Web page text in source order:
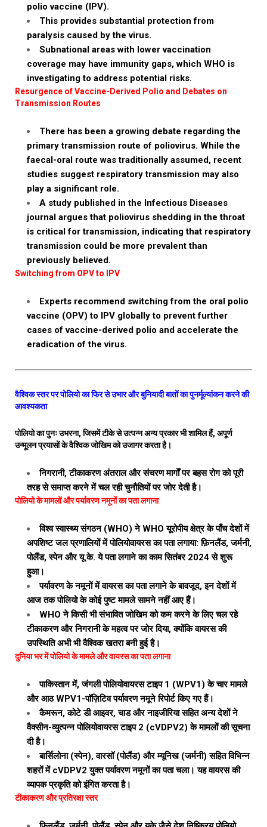
polio vaccine (IPV).
This provides substantial protection from
paralysis caused by the virus.
Subnational areas with lower vaccination
coverage may have immunity gaps, which WHO is
investigating to address potential risks.
Resurgence of Vaccine-Derived Polio and Debates on
Transmission Routes
There has been a growing debate regarding the
primary transmission route of poliovirus. While the
faecal-oral route was traditionally assumed, recent
studies suggest respiratory transmission may also
play a significant role.
A study published in the Infectious Diseases
journal argues that poliovirus shedding in the throat
is critical for transmission, indicating that respiratory
transmission could be more prevalent than
previously believed.
Switching from OPV to IPV
Experts recommend switching from the oral polio
vaccine (OPV) to IPV globally to prevent further
cases of vaccine-derived polio and accelerate the
eradication of the virus.
वैश्विक स्तर पर पोलियो का फिर से उभार और बुनियादी बातों का पुनर्मूल्यांकन करने की
आवश्यकता
पोलियो का पुनः उभरना, जिसमें टीके से उत्पन्न अन्य प्रकार भी शामिल हैं, अपूर्ण
उन्मूलन प्रयासों के वैश्विक जोखिम को उजागर करता है।
निगरानी, ​​टीकाकरण अंतराल और संचरण मार्गों पर बहस रोग को पूरी
तरह से समाप्त करने में चल रही चुनौतियों पर जोर देती है।
पोलियो के मामलों और पर्यावरण नमूनों का पता लगाना
विश्व स्वास्थ्य संगठन (WHO) ने WHO यूरोपीय क्षेत्र के पाँच देशों में
अपशिष्ट जल प्रणालियों में पोलियोवायरस का पता लगाया: फ़िनलैंड, जर्मनी,
पोलैंड, स्पेन और यू.के. ये पता लगाने का काम सितंबर 2024 से शुरू
हुआ।
पर्यावरण के नमूनों में वायरस का पता लगाने के बावजूद, इन देशों में
आज तक पोलियो के कोई पुष्ट मामले सामने नहीं आए हैं।
WHO ने किसी भी संभावित जोखिम को कम करने के लिए चल रहे
टीकाकरण और निगरानी के महत्व पर जोर दिया, क्योंकि वायरस की
उपस्थिति अभी भी वैश्विक खतरा बनी हुई है।
दुनिया भर में पोलियो के मामले और वायरस का पता लगाना
पाकिस्तान में, जंगली पोलियोवायरस टाइप 1 (WPV1) के चार मामले
और आठ WPV1-पॉज़िटिव पर्यावरण नमूने रिपोर्ट किए गए हैं।
कैमरून, कोटे डी आइवर, चाड और नाइजीरिया सहित अन्य देशों ने
वैक्सीन-व्युत्पन्न पोलियोवायरस टाइप 2 (cVDPV2) के मामलों की सूचना
दी है।
बार्सिलोना (स्पेन), वारसॉ (पोलैंड) और म्यूनिख (जर्मनी) सहित विभिन्न
शहरों में cVDPV2 युक्त पर्यावरण नमूनों का पता चला। यह वायरस की
व्यापक प्रकृति को इंगित करता है।
टीकाकरण और प्रतिरक्षा स्तर